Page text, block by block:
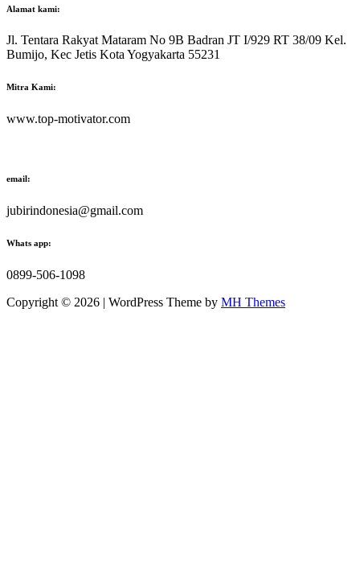
Alamat kami:
Jl. Tentara Rakyat Mataram No 9B Badran JT I/929 RT 38/09 Kel.
Bumijo, Kec Jetis Kota Yogyakarta 55231
Mitra Kami:
www.top-motivator.com
email:
jubirindonesia@gmail.com
Whats app:
0899-506-1098
Copyright © 2026 | WordPress Theme by MH Themes